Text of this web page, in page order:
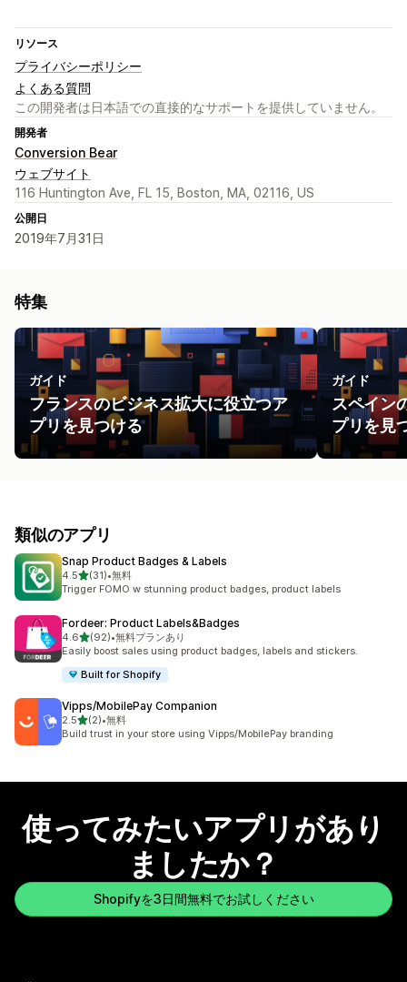
リソース
プライバシーポリシー
よくある質問
この開発者は日本語での直接的なサポートを提供していません。
開発者
Conversion Bear
ウェブサイト
116 Huntington Ave, FL 15, Boston, MA, 02116, US
公開日
2019年7月31日
特集
ガイド
フランスのビジネス拡大に役立つア
プリを見つける
ガイド
スペイン
プリを見
類似のアプリ
Snap Product Badges & Labels
4.55つ星中
(31)
合計レビュー数：31件
•無料
Trigger FOMO w stunning product badges, product labels
Fordeer: Product Labels&Badges
4.65つ星中
(92)
合計レビュー数：92件
•無料プランあり
Easily boost sales using product badges, labels and stickers.
Built for Shopify
Vipps/MobilePay Companion
2.55つ星中
(2)
合計レビュー数：2件
•無料
Build trust in your store using Vipps/MobilePay branding
使ってみたいアプリがあり
ましたか？
Shopifyを3日間無料でお試しください